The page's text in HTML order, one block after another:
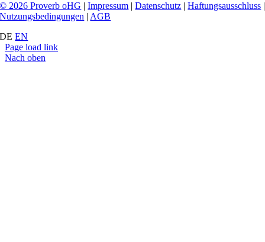
© 2026 Proverb oHG |Impressum |Datenschutz |Haftungsausschluss |
Nutzungsbedingungen | AGB
DE EN
Page load link
Nach oben